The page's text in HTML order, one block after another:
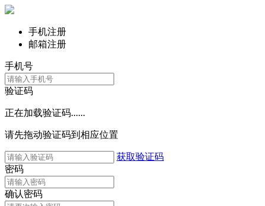
手机注册
邮箱注册
手机号
验证码
正在加载验证码......
请先拖动验证码到相应位置
获取验证码
密码
确认密码